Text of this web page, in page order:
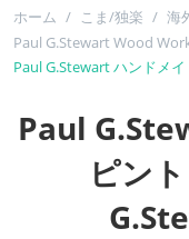
ホーム / こま/独楽 / 海
Paul G.Stewart Wood
Paul G.Stewart ハンドメ
Paul
ピン